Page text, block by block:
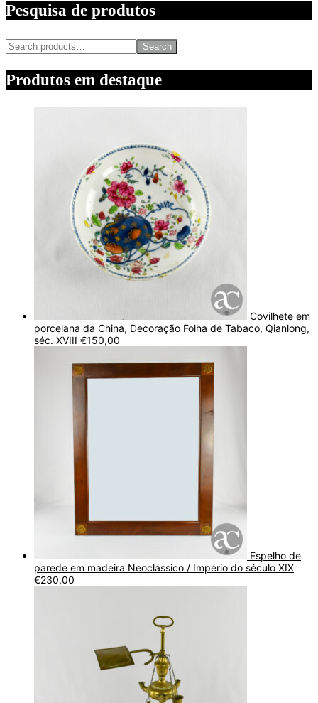
Pesquisa de produtos
Search
Produtos em destaque
Covilhete em
porcelana da China, Decoração Folha de Tabaco, Qianlong,
séc. XVIII €150,00
Espelho de
parede em madeira Neoclássico / Império do século XIX
€230,00